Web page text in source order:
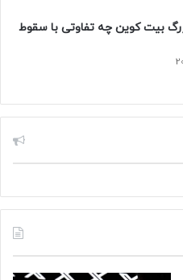
هوشمند بیمار، فرایند‌‌های
بیت کوین چه تفاوتی با سقوط